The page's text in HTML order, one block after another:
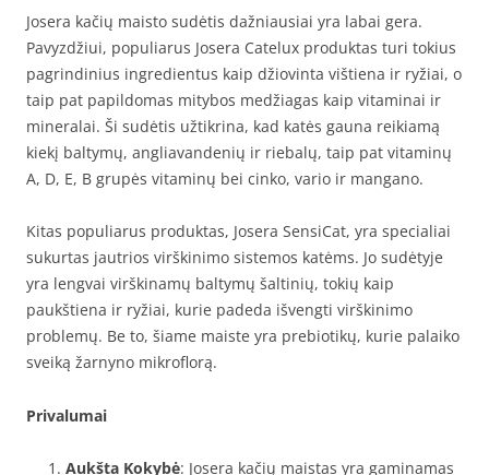
Josera kačių maisto sudėtis dažniausiai yra labai gera.
Pavyzdžiui, populiarus Josera Catelux produktas turi tokius
pagrindinius ingredientus kaip džiovinta vištiena ir ryžiai, o
taip pat papildomas mitybos medžiagas kaip vitaminai ir
mineralai. Ši sudėtis užtikrina, kad katės gauna reikiamą
kiekį baltymų, angliavandenių ir riebalų, taip pat vitaminų
A, D, E, B grupės vitaminų bei cinko, vario ir mangano.
Kitas populiarus produktas, Josera SensiCat, yra specialiai
sukurtas jautrios virškinimo sistemos katėms. Jo sudėtyje
yra lengvai virškinamų baltymų šaltinių, tokių kaip
paukštiena ir ryžiai, kurie padeda išvengti virškinimo
problemų. Be to, šiame maiste yra prebiotikų, kurie palaiko
sveiką žarnyno mikroflorą.
Privalumai
Aukšta Kokybė: Josera kačių maistas yra gaminamas